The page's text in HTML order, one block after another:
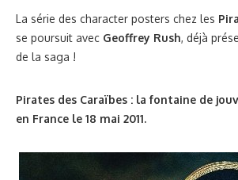
La série des character posters chez les
se poursuit avec Geoffrey Rush, déjà
de la saga !
Pirates des Caraïbes : la fontaine de
en France le 18 mai 2011.